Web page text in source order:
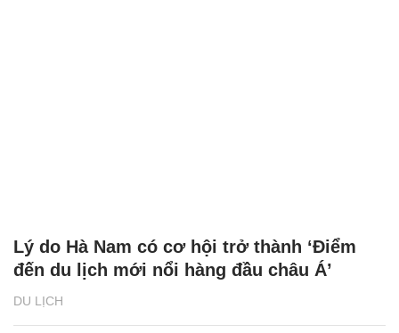
DU LỊCH
Lý do Hà Nam có cơ hội trở thành ‘Điểm
đến du lịch mới nổi hàng đầu châu Á’